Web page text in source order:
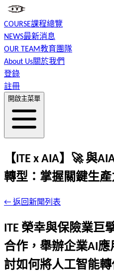
COURSE課程總覽
NEWS最新消息
OUR TEAM教育團隊
About Us關於我們
登錄
註冊
開啟主菜單
【ITE x AIA】🚀 與
轉型：掌握關鍵生
← 返回新聞列表
ITE 榮幸與保險業巨
合作，舉辦企業AI
討如何將人工智能